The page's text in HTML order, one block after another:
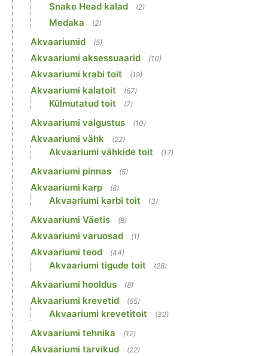
Snake Head kalad (2)
Medaka (2)
Akvaariumid (5)
Akvaariumi aksessuaarid (10)
Akvaariumi krabi toit (19)
Akvaariumi kalatoit (67)
Külmutatud toit (7)
Akvaariumi valgustus (10)
Akvaariumi vähk (22)
Akvaariumi vähkide toit (17)
Akvaariumi pinnas (5)
Akvaariumi karp (8)
Akvaariumi karbi toit (3)
Akvaariumi Väetis (8)
Akvaariumi varuosad (1)
Akvaariumi teod (44)
Akvaariumi tigude toit (28)
Akvaariumi hooldus (8)
Akvaariumi krevetid (65)
Akvaariumi krevetitoit (32)
Akvaariumi tehnika (12)
Akvaariumi tarvikud (22)